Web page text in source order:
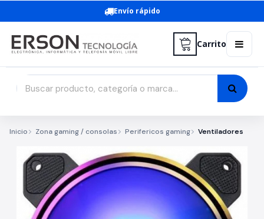
Envío rápido
Carrito
Inicio Zona gaming / consolas Perifericos gaming Ventiladores